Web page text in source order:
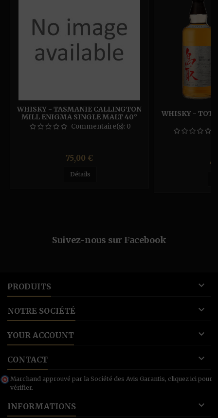
WHISKY - TASMANIE CALLINGTON
MILL ENIGMA SINGLE MALT 40°
70CL
Commentaire(s): 0
Prix
75,00 €
Détails
WHISKY -
Suivez-nous sur Facebook
PRODUITS 
NOTRE SOCIÉTÉ 
YOUR ACCOUNT 
CONTACT 
Marchand approuvé par la Société des Avis Garantis, cliquez ici pour
vérifier.
INFORMATIONS 